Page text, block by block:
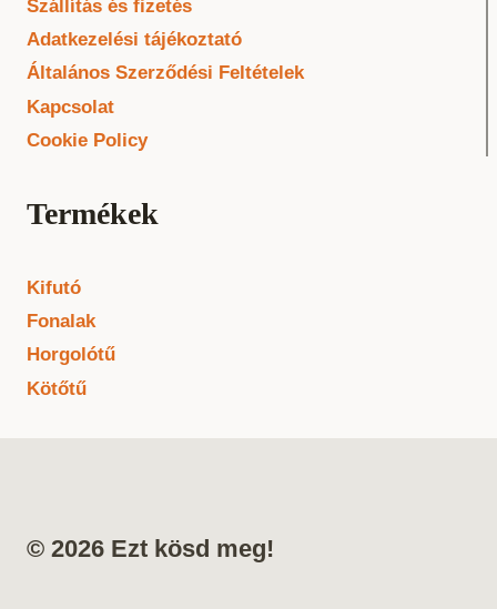
Szállítás és fizetés
Adatkezelési tájékoztató
Általános Szerződési Feltételek
Kapcsolat
Cookie Policy
Termékek
Kifutó
Fonalak
Horgolótű
Kötőtű
© 2026 Ezt kösd meg!